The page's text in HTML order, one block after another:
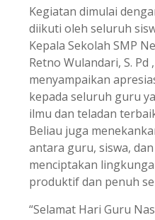
Kegiatan dimulai
diikuti oleh seluruh
Kepala Sekolah SMP
Retno Wulandari, S.
menyampaikan
kepada seluruh guru
ilmu dan teladan
Beliau juga
antara guru, siswa,
menciptakan
produktif dan penuh
“Selamat Hari Guru